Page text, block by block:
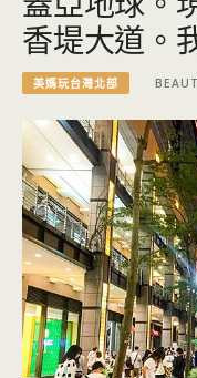
香堤大道。
美媽玩台灣北部